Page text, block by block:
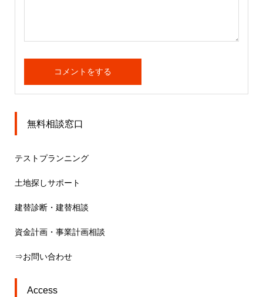
無料相談窓口
テストプランニング
土地探しサポート
建替診断・建替相談
資金計画・事業計画相談
⇒お問い合わせ
Access